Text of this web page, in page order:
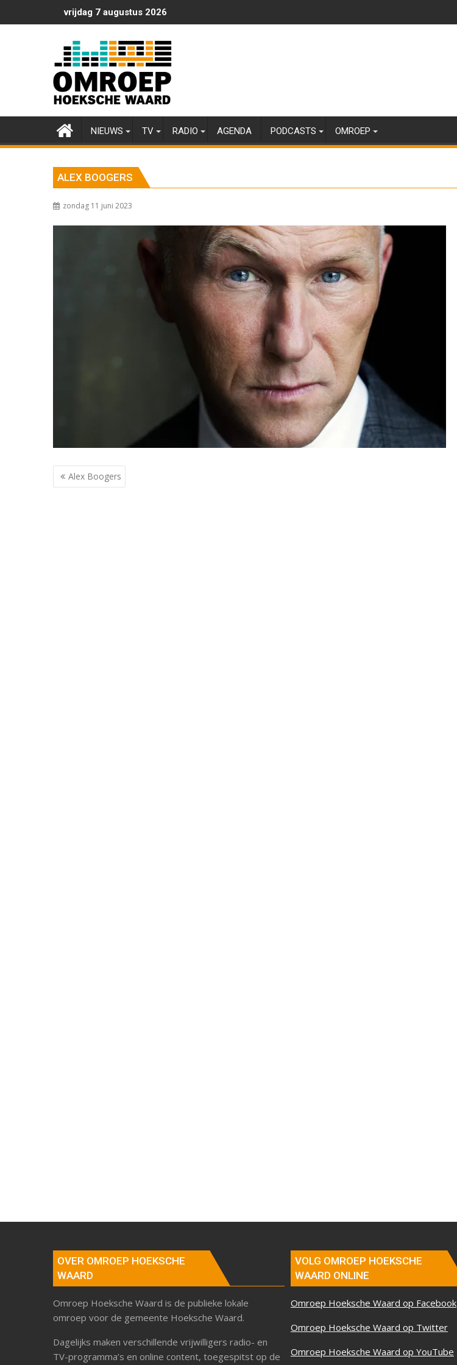
naar
vrijdag 7 augustus 2026
NIEUWS TV RADIO AGENDA PODCASTS OMROEP
ALEX BOOGERS
zondag 11 juni 2023
Berichtnavigatie
Alex Boogers
OVER OMROEP HOEKSCHE
WAARD
Omroep Hoeksche Waard is de publieke lokale
omroep voor de gemeente Hoeksche Waard.
Dagelijks maken verschillende vrijwilligers radio- en
TV-programma’s en online content, toegespitst op de
VOLG OMROEP HOEKSCHE
WAARD ONLINE
Omroep Hoeksche Waard op Facebook
Omroep Hoeksche Waard op Twitter
Omroep Hoeksche Waard op YouTube